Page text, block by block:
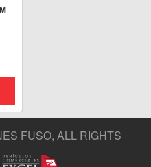
FUSO, ALL RIGHTS